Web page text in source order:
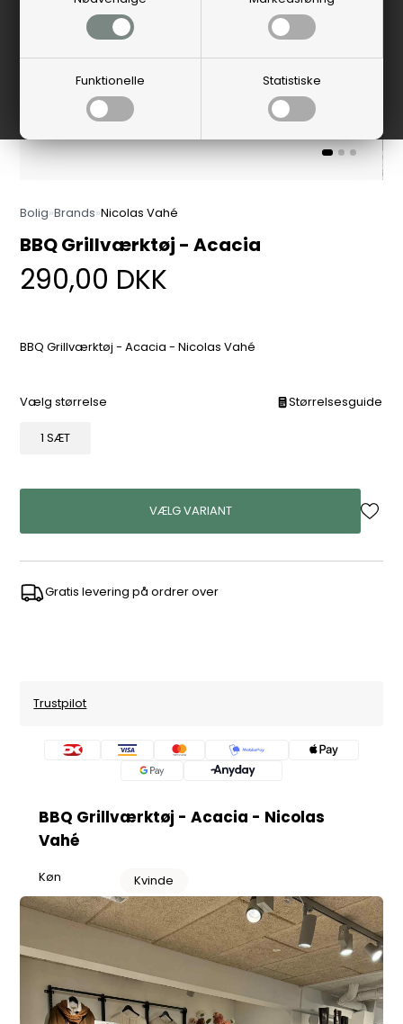
Funktionelle Statistiske
Bolig»Brands»Nicolas Vahé
BBQ Grillværktøj - Acacia
290,00 DKK
BBQ Grillværktøj - Acacia - Nicolas Vahé
Vælg størrelse Størrelsesguide
1 SÆT
VÆLG VARIANT
Gratis levering på ordrer over
Trustpilot
BBQ Grillværktøj - Acacia - Nicolas
Vahé
Køn Kvinde